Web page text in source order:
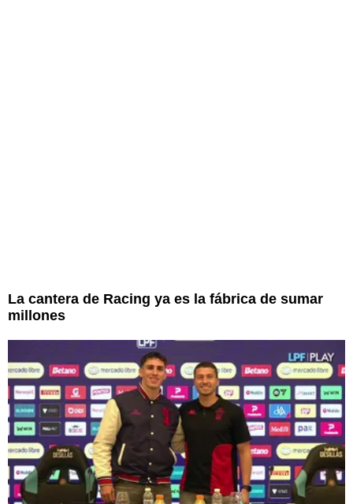
La cantera de Racing ya es la fábrica de sumar
millones